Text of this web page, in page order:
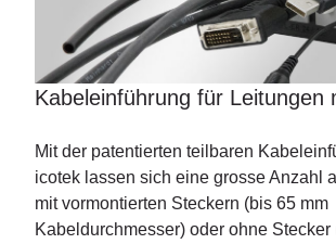
Kabeleinführung für Leitungen
Mit der patentierten teilbaren
icotek lassen sich eine grosse Anzahl
mit vormontierten Steckern (bis 65 mm
Kabeldurchmesser) oder ohne Stecker